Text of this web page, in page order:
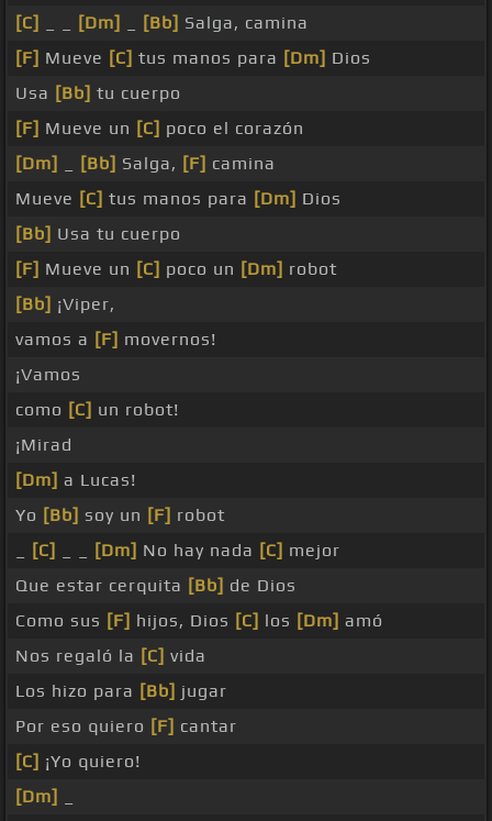
[C]
[Dm] [Bb] Salga, camina
[F] Mueve [C] tus manos para [Dm] Dios
Usa [Bb] tu cuerpo
[F] Mueve un [C] poco el corazón
[Dm]
[Bb] Salga, [F] camina
Mueve [C] tus manos para [Dm] Dios
[Bb] Usa tu cuerpo
[F] Mueve un [C] poco un [Dm] robot
[Bb] ¡Viper,
vamos a [F] movernos!
¡Vamos
como [C] un robot!
¡Mirad
[Dm] a Lucas!
Yo [Bb] soy un [F] robot
[C] [Dm] No hay nada [C] mejor
Que estar cerquita [Bb] de Dios
Como sus [F] hijos, Dios [C] los [Dm] amó
Nos regaló la [C] vida
Los hizo para [Bb] jugar
Por eso quiero [F] cantar
[C] ¡Yo quiero!
[Dm]